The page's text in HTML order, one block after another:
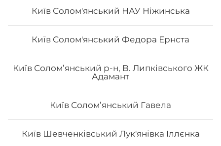
Київ Солом'янський НАУ Ніжинська
Київ Солом'янський Федора Ернста
Київ Солом’янський р-н, В. Липківського ЖК
Адамант
Київ Соломʼянський Гавела
Київ Шевченківський Лук'янівка Іллєнка
Сет «Лайт»
Рол Тобо, Чіз рол з лососем, Філадельфія з креветкою
732₴